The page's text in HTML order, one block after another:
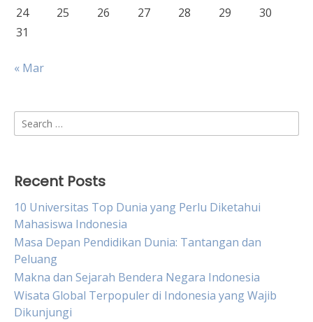
24
25 26 27 28 29
30
31
« Mar
Search
for:
Recent Posts
10 Universitas Top Dunia yang Perlu Diketahui
Mahasiswa Indonesia
Masa Depan Pendidikan Dunia: Tantangan dan
Peluang
Makna dan Sejarah Bendera Negara Indonesia
Wisata Global Terpopuler di Indonesia yang Wajib
Dikunjungi